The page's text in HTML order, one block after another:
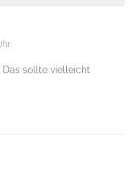
Das sollte vielleicht